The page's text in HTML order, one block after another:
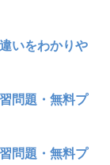
いをわかりや
問題・無料プ
問題・無料プ